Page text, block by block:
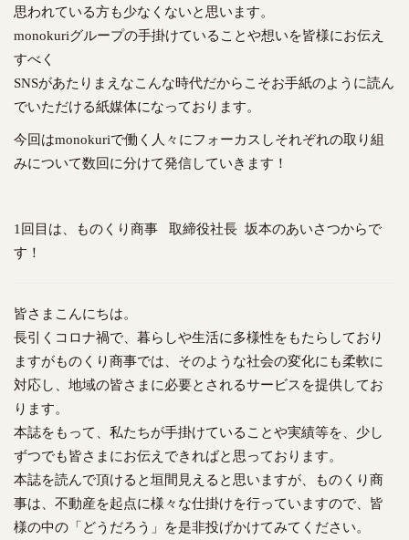
思われている方も少なくないと思います。
monokuriグループの手掛けていることや想いを皆様にお伝え
すべく
SNSがあたりまえなこんな時代だからこそお手紙のように読ん
でいただける紙媒体になっております。
今回はmonokuriで働く人々にフォーカスしそれぞれの取り組
みについて数回に分けて発信していきます！
1回目は、ものくり商事 取締役社長 坂本のあいさつからで
す！
皆さまこんにちは。
長引くコロナ禍で、暮らしや生活に多様性をもたらしており
ますがものくり商事では、そのような社会の変化にも柔軟に
対応し、地域の皆さまに必要とされるサービスを提供してお
ります。
本誌をもって、私たちが手掛けていることや実績等を、少し
ずつでも皆さまにお伝えできればと思っております。
本誌を読んで頂けると垣間見えると思いますが、ものくり商
事は、不動産を起点に様々な仕掛けを行っていますので、皆
様の中の「どうだろう」を是非投げかけてみてください。